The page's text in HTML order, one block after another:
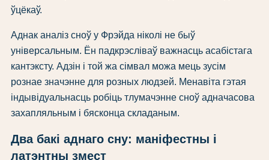
ўцёкаў.
Аднак аналіз сноў у Фрэйда ніколі не быў
універсальным. Ён падкрэсліваў важнасць асабістага
кантэксту. Адзін і той жа сімвал можа мець зусім
рознае значэнне для розных людзей. Менавіта гэтая
індывідуальнасць робіць тлумачэнне сноў адначасова
захапляльным і бясконца складаным.
Два бакі аднаго сну: маніфестны і
латэнтны змест